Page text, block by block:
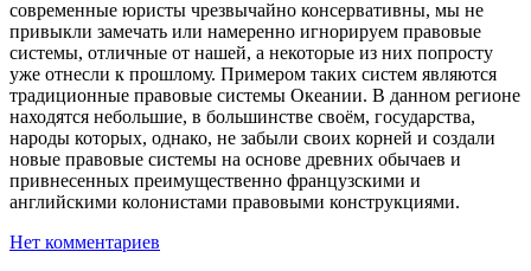
современные юристы чрезвычайно консервативны, мы не
привыкли замечать или намеренно игнорируем правовые
системы, отличные от нашей, а некоторые из них попросту
уже отнесли к прошлому. Примером таких систем являются
традиционные правовые системы Океании. В данном регионе
находятся небольшие, в большинстве своём, государства,
народы которых, однако, не забыли своих корней и создали
новые правовые системы на основе древних обычаев и
привнесенных преимущественно французскими и
английскими колонистами правовыми конструкциями.
Нет комментариев